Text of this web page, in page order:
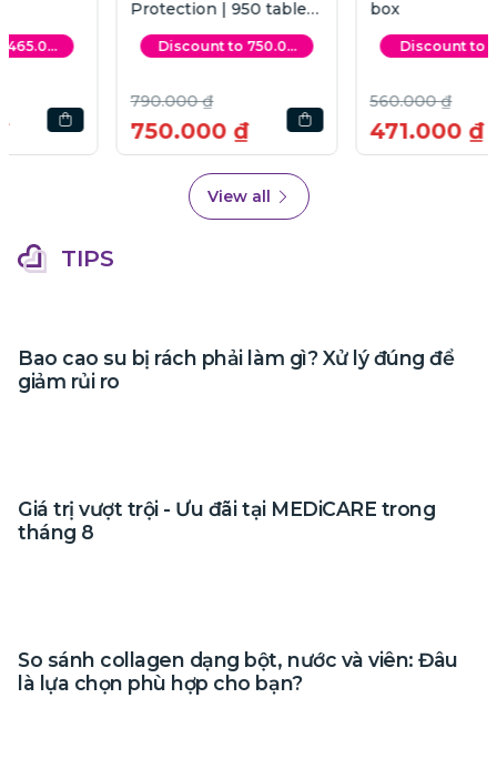
Discount to 471.0...
471.000 ₫
Discount to 550.0...
550.000 ₫
View all
TIPS
Bao cao su bị rách phải làm gì? Xử lý đúng để
giảm rủi ro
Giá trị vượt trội - Ưu đãi tại MEDiCARE trong
tháng 8
So sánh collagen dạng bột, nước và viên: Đâu
là lựa chọn phù hợp cho bạn?